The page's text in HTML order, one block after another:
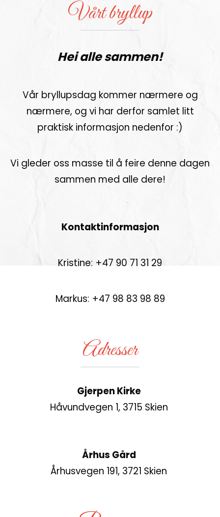
Vårt bryllup
Hei alle sammen!
Vår bryllupsdag kommer nærmere og
nærmere, og vi har derfor samlet litt
praktisk informasjon nedenfor :)
Vi gleder oss masse til å feire denne dagen
sammen med alle dere!
Kontaktinformasjon
Kristine: +47 90 71 31 29
Markus: +47 98 83 98 89
Adresser
Gjerpen Kirke
Håvundvegen 1, 3715 Skien
Århus Gård
Århusvegen 191, 3721 Skien